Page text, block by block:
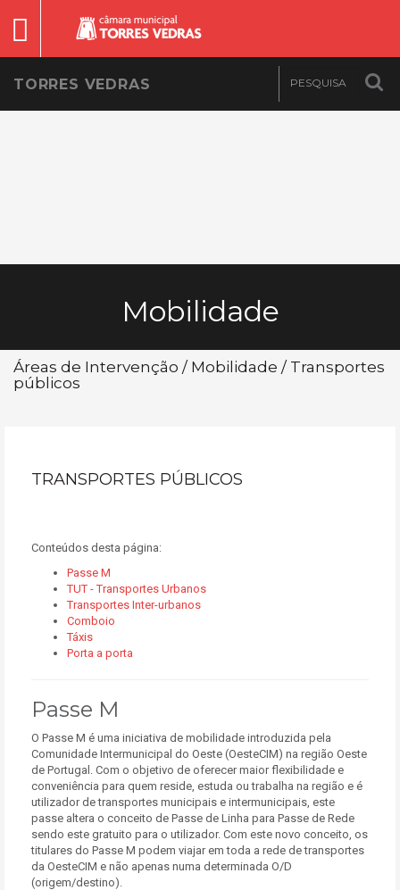
TORRES VEDRAS
Mobilidade
Áreas de Intervenção / Mobilidade / Transportes
públicos
TRANSPORTES PÚBLICOS
Conteúdos desta página:
Passe M
TUT - Transportes Urbanos
Transportes Inter-urbanos
Comboio
Táxis
Porta a porta
Passe M
O Passe M é uma iniciativa de mobilidade introduzida pela
Comunidade Intermunicipal do Oeste (OesteCIM) na região Oeste
de Portugal. Com o objetivo de oferecer maior flexibilidade e
conveniência para quem reside, estuda ou trabalha na região e é
utilizador de transportes municipais e intermunicipais, este
passe altera o conceito de Passe de Linha para Passe de Rede
sendo este gratuito para o utilizador. Com este novo conceito, os
titulares do Passe M podem viajar em toda a rede de transportes
da OesteCIM e não apenas numa determinada O/D
(origem/destino).